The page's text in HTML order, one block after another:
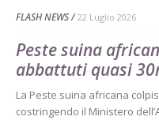
FLASH NEWS 22 Luglio 2026
Peste suina
abbattuti quasi
La Peste suina africana
costringendo il Ministero